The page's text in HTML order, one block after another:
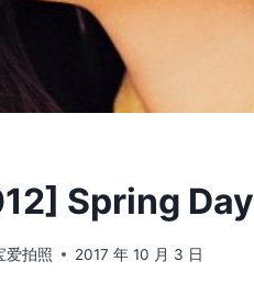
Spring Day
爱拍照 2017 年 10 月 3 日